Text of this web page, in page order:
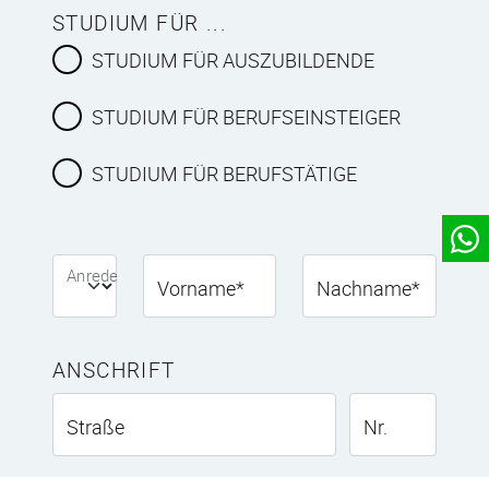
STUDIUM FÜR ...
STUDIUM FÜR AUSZUBILDENDE
STUDIUM FÜR BERUFSEINSTEIGER
STUDIUM FÜR BERUFSTÄTIGE
Anrede Vorname* Nachname*
ANSCHRIFT
Straße Nr.